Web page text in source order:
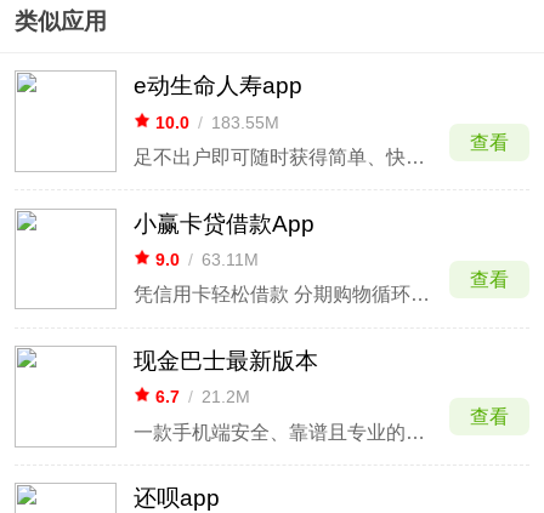
类似应用
e动生命人寿app
10.0 / 183.55M
足不出户即可随时获得简单、快捷的一站式保险服务
查看
小赢卡贷借款App
9.0 / 63.11M
凭信用卡轻松借款 分期购物循环额度
查看
现金巴士最新版本
6.7 / 21.2M
一款手机端安全、靠谱且专业的借贷服务平台应用
查看
还呗app